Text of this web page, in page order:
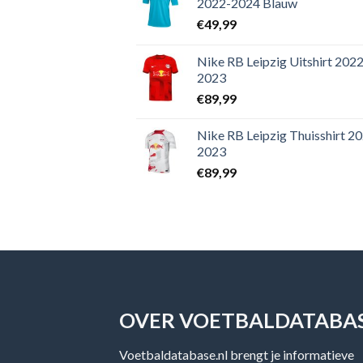
€49,99
Nike RB Leipzig Uitshirt
2023
€89,99
Nike RB Leipzig Thuisshirt
2023
€89,99
OVER
Voetbaldatabase.nl brengt je informatieve